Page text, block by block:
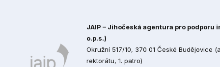
JAIP – Jihočeská agentura pro podporu
o.p.s.)
Okružní 517/10, 370 01 České Budějovice
rektorátu, 1. patro)